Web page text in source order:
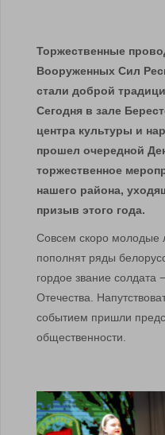
Торжественные
Вооруженных Сил
стали доброй
Сегодня в зале
центра культуры и
прошел очередной
торжественное
нашего района,
призыв этого года.
Совсем скоро молодые
пополнят ряды
гордое звание солдата
Отечества.
событием пришли
общественности.